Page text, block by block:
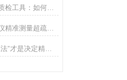
精密制造企业的核心质检工具：如何通过接触角控制产品质量
如何利用接触角测定仪精准测量超疏水材料（>150°）
接触角测定仪“软件算法”才是决定精度的灵魂